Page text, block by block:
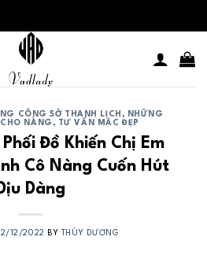
CÔNG SỞ THANH LỊCH , NHỮNG
NÀNG , TƯ VẤN MẶC ĐẸP
Đồ Khiến Chị Em
Cô Nàng Cuốn Hút
Dịu Dàng
12/2022 BY THÙY DƯƠNG